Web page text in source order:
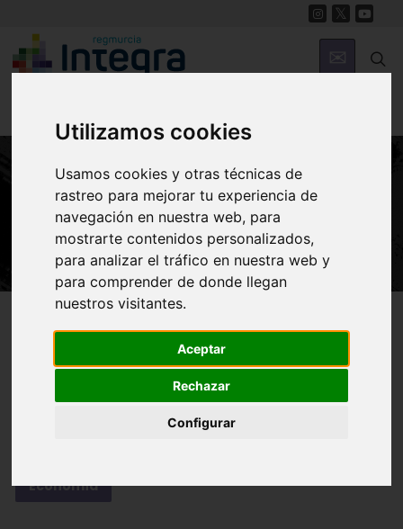
Utilizamos cookies
Usamos cookies y otras técnicas de
rastreo para mejorar tu experiencia de
navegación en nuestra web, para
mostrarte contenidos personalizados,
para analizar el tráfico en nuestra web y
para comprender de donde llegan
nuestros visitantes.
Aceptar
Rechazar
Configurar
HISTORIA
Legado morisco en el Valle de Ricote
Región de Murcia Digital Historia
Valle de Ricote Audiovisuales
Economía